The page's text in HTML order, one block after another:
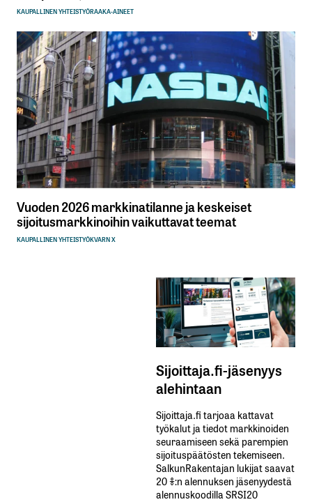
KAUPALLINEN YHTEISTYÖRAAKA-AINEET
Vuoden 2026 markkinatilanne ja keskeiset
sijoitusmarkkinoihin vaikuttavat teemat
KAUPALLINEN YHTEISTYÖKVARN X
Sijoittaja.fi-jäsenyys
alehintaan
Sijoittaja.fi tarjoaa kattavat
työkalut ja tiedot markkinoiden
seuraamiseen sekä parempien
sijoituspäätösten tekemiseen.
SalkunRakentajan lukijat saavat
20 %:n alennuksen jäsenyydestä
alennuskoodilla SRSI20